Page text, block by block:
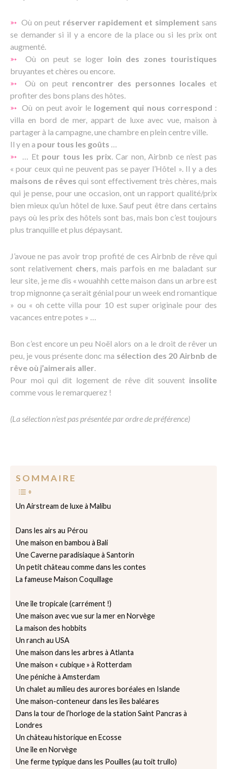
➳ Où on peut réserver rapidement et simplement sans
se demander si il y a encore de la place ou si les prix ont
augmenté.
➳ Où on peut se loger loin des zones touristiques
bruyantes et chères ou encore.
➳ Où on peut rencontrer des personnes locales et
profiter des bons plans des hôtes.
➳Où on peut avoir le logement qui nous correspond :
villa en bord de mer, appart de luxe avec vue, maison à
partager à la campagne, une chambre en plein centre ville.
Il y en a pour tous les goûts …
➳ … Et pour tous les prix. Car non, Airbnb ce n’est pas
« pour ceux qui ne peuvent pas se payer l’Hôtel ». Il y a des
maisons de rêves qui sont effectivement très chères, mais
qui je pense, pour une occasion, ont un rapport qualité/prix
bien mieux qu’un hôtel de luxe. Sauf peut être dans certains
pays où les prix des hôtels sont bas, mais bon c’est toujours
plus tranquille et plus dépaysant.
J’avoue ne pas avoir trop profité de ces Airbnb de rêve qui
sont relativement chers, mais parfois en me baladant sur
leur site, je me dis « wouahhh cette maison dans un arbre est
trop mignonne ça serait génial pour un week end romantique
» ou « oh cette villa pour 10 est super originale pour des
vacances entre potes » …
Bon c’est encore un peu Noël alors on a le droit de rêver un
peu, je vous présente donc ma sélection des 20 Airbnb de
rêve où j’aimerais aller.
Pour moi qui dit logement de rêve dit souvent insolite
comme vous le remarquerez !
(La sélection n’est pas présentée par ordre de préférence)
S O M M A I R E
Un Airstream de luxe à Malibu
Dans les airs au Pérou
Une maison en bambou à Bali
Une Caverne paradisiaque à Santorin
Un petit château comme dans les contes
La fameuse Maison Coquillage
Une île tropicale (carrément !)
Une maison avec vue sur la mer en Norvège
La maison des hobbits
Un ranch au USA
Une maison dans les arbres à Atlanta
Une maison « cubique » à Rotterdam
Une péniche à Amsterdam
Un chalet au milieu des aurores boréales en Islande
Une maison-conteneur dans les îles baléares
Dans la tour de l’horloge de la station Saint Pancras à
Londres
Un château historique en Ecosse
Une île en Norvège
Une ferme typique dans les Pouilles (au toit trullo)